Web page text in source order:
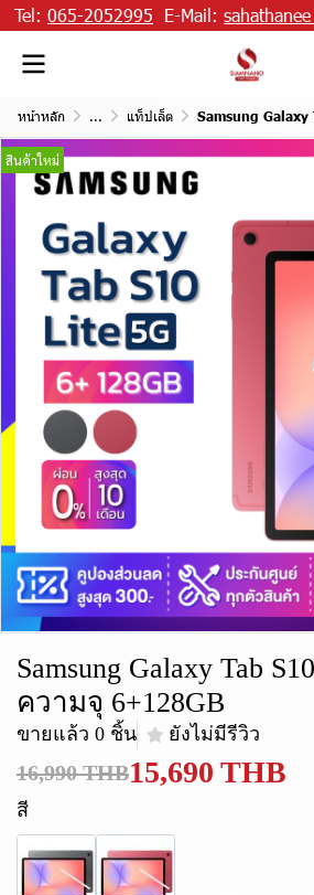
Tel: 065-2052995 E-Mail:
หน้าหลัก ... แท็ปเล็ต Samsung Galaxy Tab
สินค้าใหม่
Samsung Galaxy Tab
ความจุ 6+128GB
ขายแล้ว 0 ชิ้น ยังไม่มีรีวิว
16,990 THB15,690 THB
สี